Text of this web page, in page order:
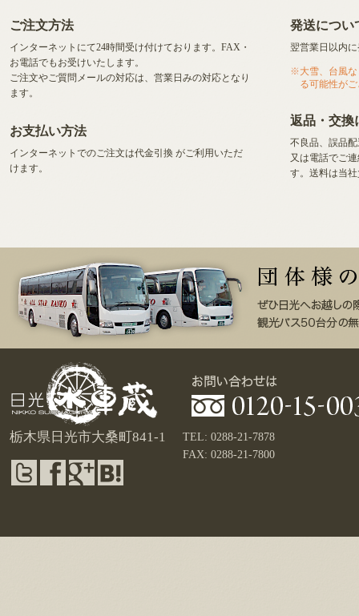
ご注文方法
インターネットにて24時間受け付けております。FAX・
お電話でもお受けいたします。
ご注文やご質問メールの対応は、営業日みの対応となり
ます。
お支払い方法
インターネットでのご注文は代金引換 がご利用いただ
けます。
発送につい
翌営業日以内
大雪、台風
る可能性が
返品・交換
不良品、誤品
又は電話でご
す。送料は当
栃木県日光市大桑町841-1
TEL: 0288-21-7878
FAX: 0288-21-7800